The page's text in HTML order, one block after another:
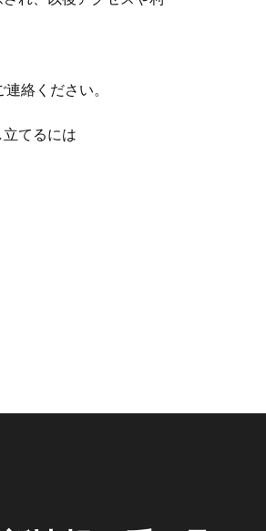
絡ください。
てるには